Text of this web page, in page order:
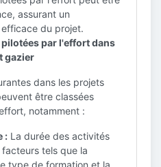
assurant un
du projet.
par l'effort dans
gazier
dans les projets
être classées
notamment :
: La durée des activités
tels que la
type de formation et la